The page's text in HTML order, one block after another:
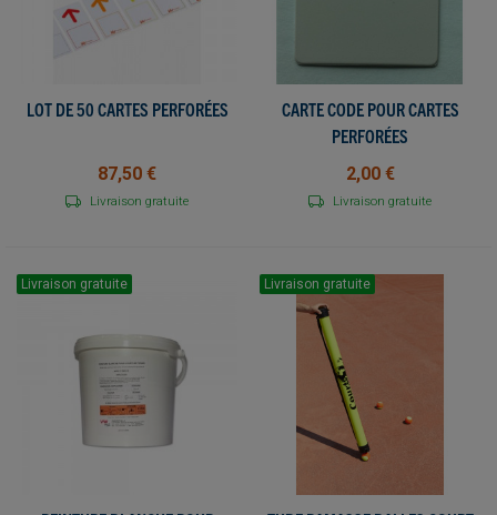
LOT DE 50 CARTES PERFORÉES
87,50 €
Livraison gratuite
CARTE CODE POUR CARTES
PERFORÉES
2,00 €
Livraison gratuite
Livraison gratuite Livraison gratuite